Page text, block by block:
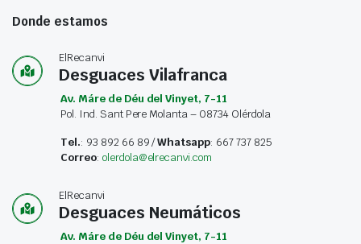
Donde estamos
ElRecanvi
Desguaces Vilafranca
Av. Máre de Déu del Vinyet, 7-11
Pol. Ind. Sant Pere Molanta – 08734 Olérdola
Tel.: 93 892 66 89 /Whatsapp: 667 737 825
Correo: olerdola@elrecanvi.com
ElRecanvi
Desguaces Neumáticos
Av. Máre de Déu del Vinyet, 7-11